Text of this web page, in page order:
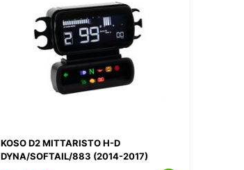
KOSO D2 MITTARISTO H-D
DYNA/SOFTAIL/883 (2014-2017)